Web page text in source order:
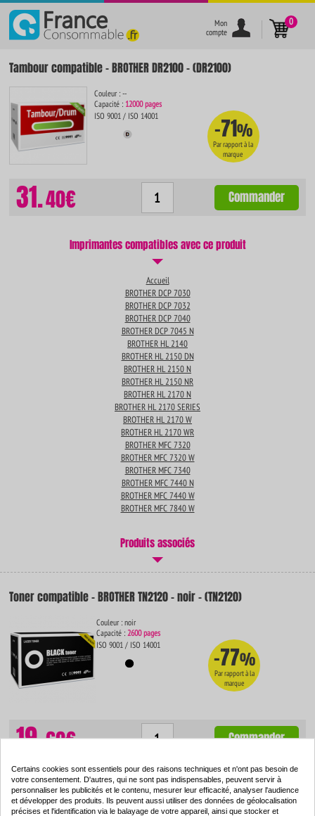
}
Mon
compte
0
Tambour compatible - BROTHER DR2100 - (DR2100)
Couleur : --
Capacité : 12000 pages
ISO 9001 / ISO 14001
-71%
Par rapport à la
marque
31.40€ Commander
Imprimantes compatibles avec ce produit
Accueil
BROTHER DCP 7030
BROTHER DCP 7032
BROTHER DCP 7040
BROTHER DCP 7045 N
BROTHER HL 2140
BROTHER HL 2150 DN
BROTHER HL 2150 N
BROTHER HL 2150 NR
BROTHER HL 2170 N
BROTHER HL 2170 SERIES
BROTHER HL 2170 W
BROTHER HL 2170 WR
BROTHER MFC 7320
BROTHER MFC 7320 W
BROTHER MFC 7340
BROTHER MFC 7440 N
BROTHER MFC 7440 W
BROTHER MFC 7840 W
Produits associés
Toner compatible - BROTHER TN2120 - noir - (TN2120)
Couleur : noir
Capacité :2600 pages
ISO 9001 / ISO 14001
-77%
Par rapport à la
marque
19.69€ Commander
Tambour compatible - BROTHER DR2100 - (DR2100)
Certains cookies sont essentiels pour des raisons techniques et n'ont pas besoin de
votre consentement. D'autres, qui ne sont pas indispensables, peuvent servir à
personnaliser les publicités et le contenu, mesurer leur efficacité, analyser l'audience
et développer des produits. Ils peuvent aussi utiliser des données de géolocalisation
précises et l'identification via le balayage de votre appareil, ainsi que stocker et